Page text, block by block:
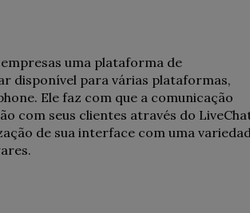
uma plataforma de
disponível para várias plataformas,
Ele faz com que a comunicação
com seus clientes através do
de sua interface com uma